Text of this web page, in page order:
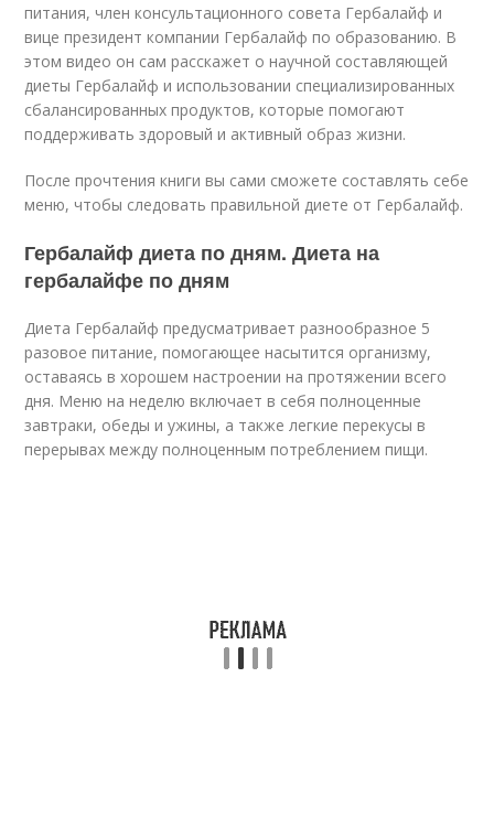
питания, член консультационного совета Гербалайф и
вице президент компании Гербалайф по образованию. В
этомвидео он сам расскажет о научной составляющей
диеты Гербалайф и использовании специализированных
сбалансированных продуктов, которые помогают
поддерживать здоровый и активный образ жизни.
После прочтения книги вы сами сможете составлять себе
меню, чтобы следовать правильной диете от Гербалайф.
Гербалайф диета по дням. Диета на
гербалайфе по дням
Диета Гербалайф предусматривает разнообразное 5
разовое питание, помогающее насытится организму,
оставаясь в хорошем настроении на протяжении всего
дня. Меню на неделю включает в себя полноценные
завтраки, обеды и ужины, а также легкие перекусы в
перерывах между полноценным потреблением пищи.